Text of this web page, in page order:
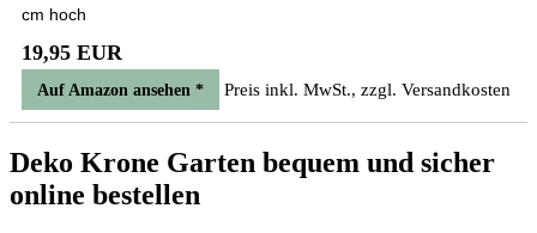
cm hoch
19,95 EUR
Auf Amazon ansehen * Preis inkl. MwSt., zzgl. Versandkosten
Deko Krone Garten bequem und sicher
online bestellen